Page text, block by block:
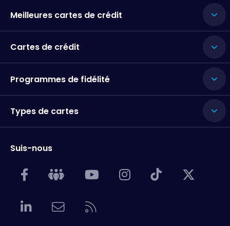
Meilleures cartes de crédit
Cartes de crédit
Programmes de fidélité
Types de cartes
Suis-nous